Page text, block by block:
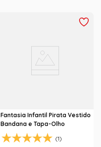
Fantasia Infantil Pirata Vestido
Bandana e Tapa-Olho
(1)